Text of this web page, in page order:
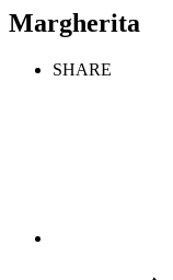
Margherita
SHARE